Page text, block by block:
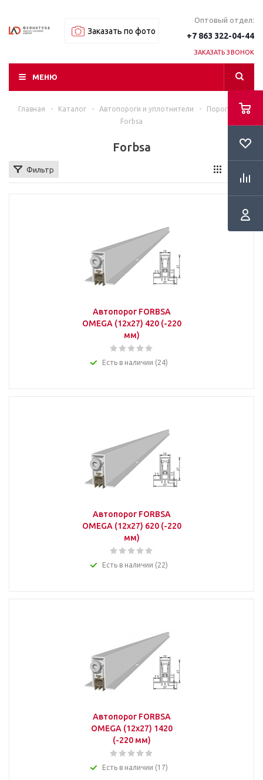
Заказать по фото
Оптовый отдел:
+7 863 322-04-44
ЗАКАЗАТЬ ЗВОНОК
МЕНЮ
Главная - Каталог - Автопороги и уплотнители - Пороги
Forbsa
Forbsa
Фильтр
Автопорог FORBSA
OMEGA (12х27) 420 (-220
мм)
Есть в наличии (24)
Автопорог FORBSA
OMEGA (12х27) 620 (-220
мм)
Есть в наличии (22)
Автопорог FORBSA
OMEGA (12х27) 1420
(-220 мм)
Есть в наличии (17)